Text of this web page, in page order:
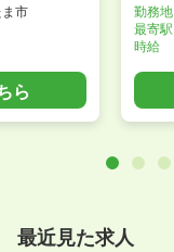
市
ら
勤務地
最寄駅
時給
最近見た求人